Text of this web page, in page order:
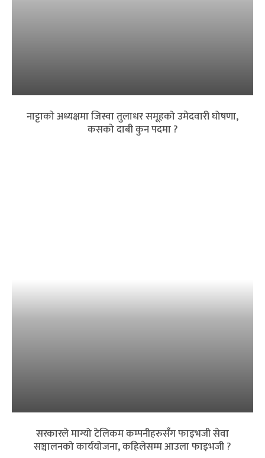
नाट्टाकाे अध्यक्षमा जिस्वा तुलाधर समूहको उमेदवारी घोषणा,
कसको दाबी कुन पदमा ?
सरकारले माग्यो टेलिकम कम्पनीहरुसँग फाइभजी सेवा
सञ्चालनको कार्ययोजना, कहिलेसम्म आउला फाइभजी ?